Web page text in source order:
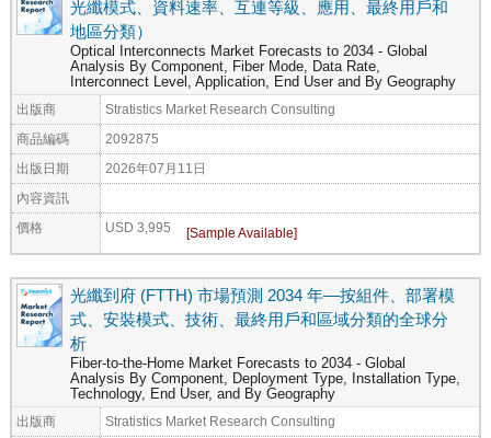
光纖模式、資料速率、互連等級、應用、最終用戶和
地區分類）
Optical Interconnects Market Forecasts to 2034 - Global
Analysis By Component, Fiber Mode, Data Rate,
Interconnect Level, Application, End User and By Geography
出版商 Stratistics Market Research Consulting
商品編碼 2092875
出版日期 2026年07月11日
內容資訊
價格 USD 3,995
光纖到府 (FTTH) 市場預測 2034 年—按組件、部署模
式、安裝模式、技術、最終用戶和區域分類的全球分
析
Fiber-to-the-Home Market Forecasts to 2034 - Global
Analysis By Component, Deployment Type, Installation Type,
Technology, End User, and By Geography
出版商 Stratistics Market Research Consulting